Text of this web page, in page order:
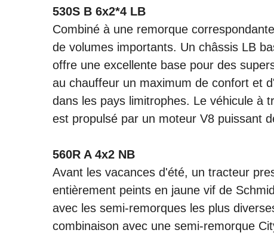
530S B 6x2*4 LB
Combiné à une remorque
de volumes importants. Un châssis LB
offre une excellente base pour des
au chauffeur un maximum de confort et
dans les pays limitrophes. Le véhicule à
est propulsé par un moteur V8 puissant
560R A 4x2 NB
Avant les vacances d'été, un tracteur
entièrement peints en jaune vif de
avec les semi-remorques les plus
combinaison avec une semi-remorque